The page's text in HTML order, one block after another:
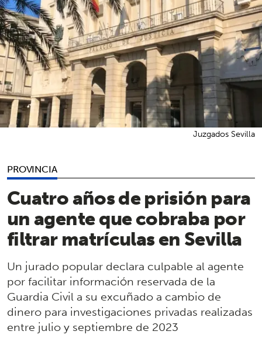
PROVINCIA
Cuatro años de prisión para
un agente que cobraba por
filtrar matrículas en Sevilla
Un jurado popular declara culpable al agente
por facilitar información reservada de la
Guardia Civil a su excuñado a cambio de
dinero para investigaciones privadas realizadas
entre julio y septiembre de 2023
Juzgados Sevilla